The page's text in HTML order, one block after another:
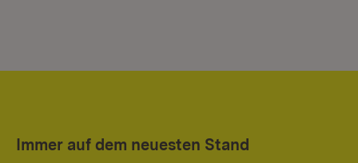
Immer auf dem neuesten Stand